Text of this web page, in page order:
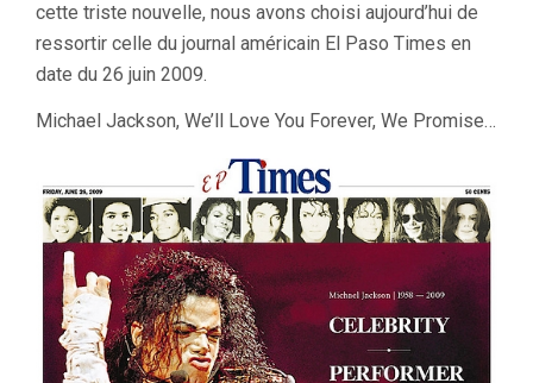
cette triste nouvelle, nous avons choisi aujourd’hui de
ressortir celle du journal américain El Paso Times en
date du 26 juin 2009.
Michael Jackson, We’ll Love You Forever, We Promise…